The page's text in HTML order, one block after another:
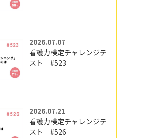
2026.07.07
看護力検定チャレンジテ
スト｜#523
2026.07.21
看護力検定チャレンジテ
スト｜#526